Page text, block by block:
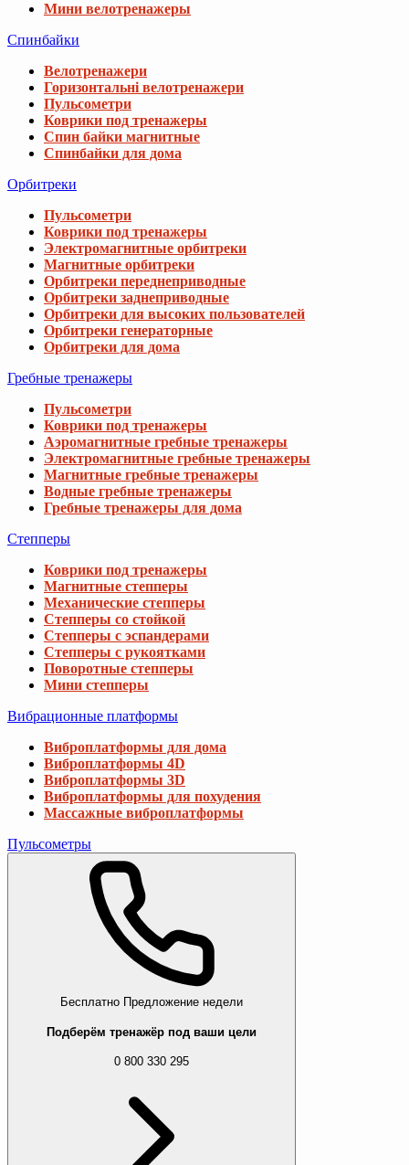
Мини велотренажеры
Спинбайки
Велотренажери
Горизонтальні велотренажери
Пульсометри
Коврики под тренажеры
Спин байки магнитные
Спинбайки для дома
Орбитреки
Пульсометри
Коврики под тренажеры
Электромагнитные орбитреки
Магнитные орбитреки
Орбитреки переднеприводные
Орбитреки заднеприводные
Орбитреки для высоких пользователей
Орбитреки генераторные
Орбитреки для дома
Гребные тренажеры
Пульсометри
Коврики под тренажеры
Аэромагнитные гребные тренажеры
Электромагнитные гребные тренажеры
Магнитные гребные тренажеры
Водные гребные тренажеры
Гребные тренажеры для дома
Степперы
Коврики под тренажеры
Магнитные степперы
Механические степперы
Степперы со стойкой
Степперы с эспандерами
Степперы с рукоятками
Поворотные степперы
Мини степперы
Вибрационные платформы
Виброплатформы для дома
Виброплатформы 4D
Виброплатформы 3D
Виброплатформы для похудения
Массажные виброплатформы
Пульсометры
Бесплатно Предложение недели
Подберём тренажёр под ваши цели
0 800 330 295